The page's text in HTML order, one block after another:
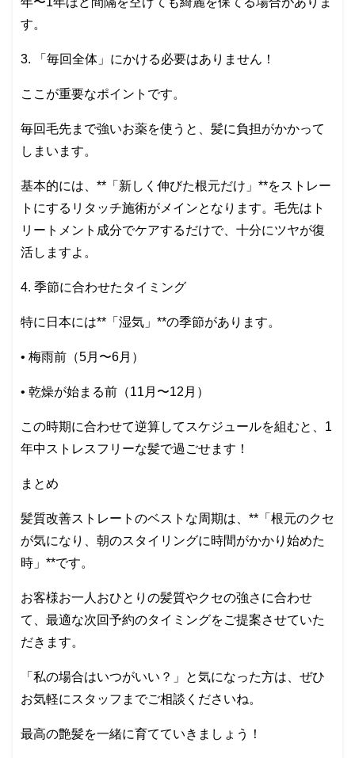
す。
3. 「毎回全体」にかける必要はありません！
ここが重要なポイントです。
毎回毛先まで強いお薬を使うと、髪に負担がかかって
しまいます。
基本的には、**「新しく伸びた根元だけ」**をストレー
トにするリタッチ施術がメインとなります。毛先はト
リートメント成分でケアするだけで、十分にツヤが復
活しますよ。
4. 季節に合わせたタイミング
特に日本には**「湿気」**の季節があります。
• 梅雨前（5月〜6月）
• 乾燥が始まる前（11月〜12月）
この時期に合わせて逆算してスケジュールを組むと、1
年中ストレスフリーな髪で過ごせます！
まとめ
髪質改善ストレートのベストな周期は、**「根元のクセ
が気になり、朝のスタイリングに時間がかかり始めた
時」**です。
お客様お一人おひとりの髪質やクセの強さに合わせ
て、最適な次回予約のタイミングをご提案させていた
だきます。
「私の場合はいつがいい？」と気になった方は、ぜひ
お気軽にスタッフまでご相談くださいね。
最高の艶髪を一緒に育てていきましょう！